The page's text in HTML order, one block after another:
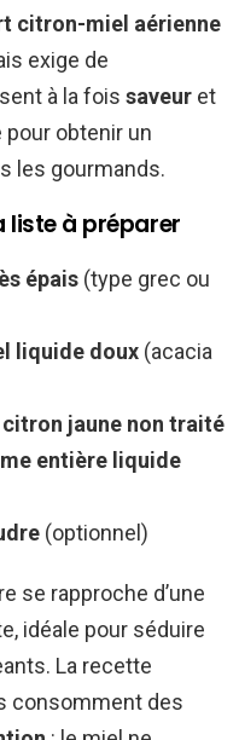
citron-miel aérienne
exige de
à la fois saveur et
pour obtenir un
les gourmands.
liste à préparer
épais (type grec ou
liquide doux (acacia
citron jaune non traité
entière liquide
(optionnel)
se rapproche d’une
idéale pour séduire
La recette
consomment des